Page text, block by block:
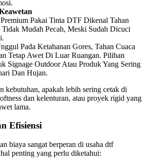
Pakai Tinta DTF Dikenal Tahan
Mudah Pecah, Meski Sudah Dicuci
Pada Ketahanan Gores, Tahan Cuaca
Tetap Awet Di Luar Ruangan. Pilihan
Signage Outdoor Atau Produk Yang Sering
Dan Hujan.
kebutuhan, apakah lebih sering cetak di
dan kelenturan, atau proyek rigid yang
lama.
Efisiensi
biaya sangat berperan di usaha dtf
penting yang perlu diketahui: